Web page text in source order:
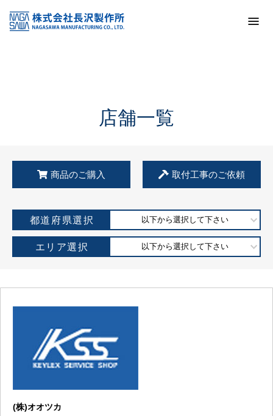
KSS加盟店・取扱店情報
店舗一覧
店舗一覧
商品のご購入 取付工事のご依頼
都道府県選択 以下から選択して下さい
エリア選択 以下から選択して下さい
(株)オオツカ